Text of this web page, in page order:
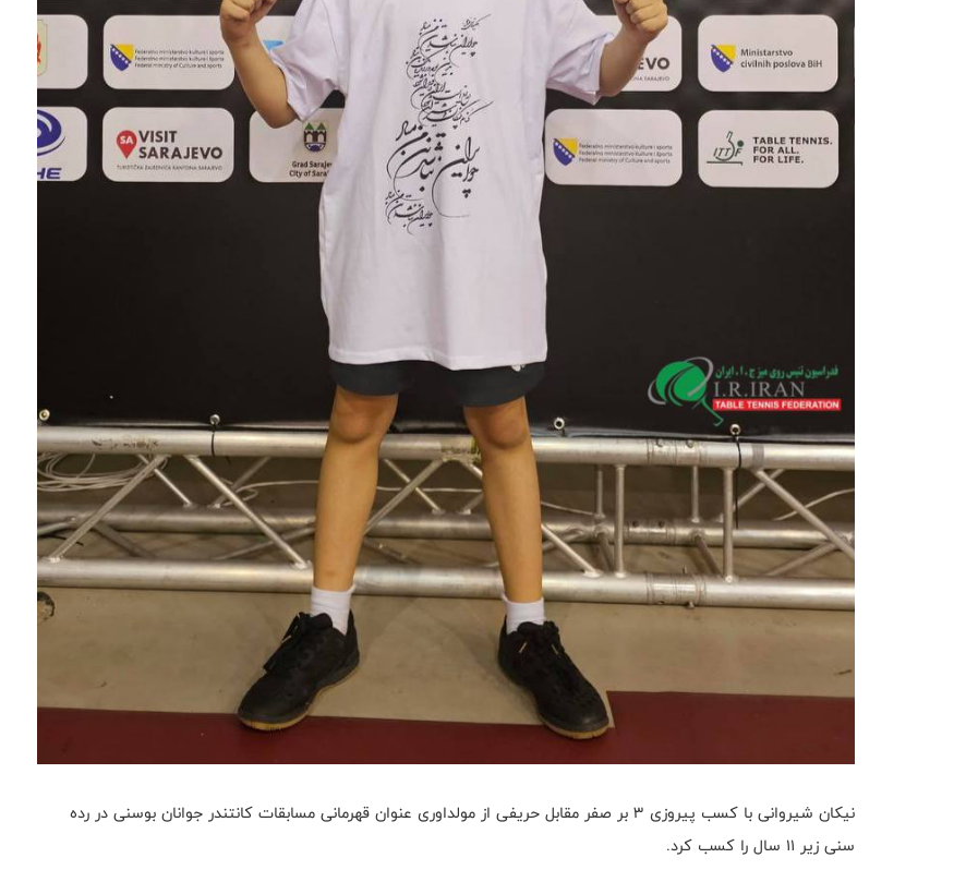
نیکان شیروانی با کسب پیروزی ۳ بر صفر مقابل حریفی از مولداوری عنوان قهرمانی مسابقات کانتندر جوانان بوسنی در رده
سنی زیر ۱۱ سال را کسب کرد.